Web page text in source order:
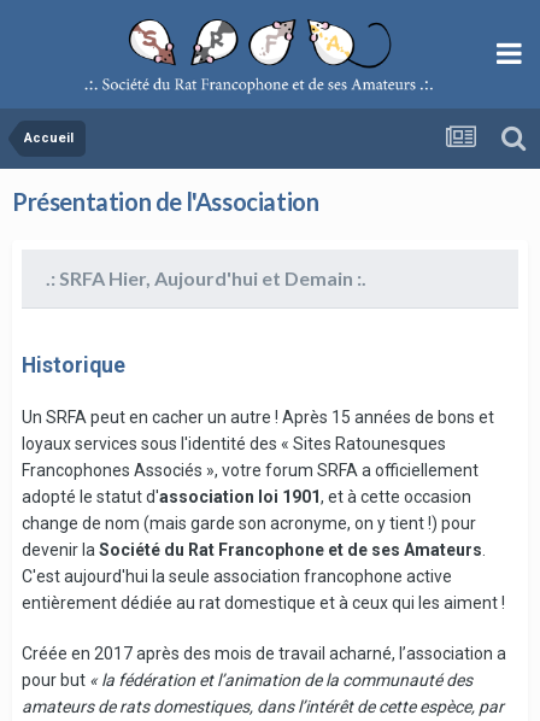
Accueil
Présentation de l'Association
.: SRFA Hier, Aujourd'hui et Demain :.
Historique
Un SRFA peut en cacher un autre ! Après 15 années de bons et
loyaux services sous l'identité des « Sites Ratounesques
Francophones Associés », votre forum SRFA a officiellement
adopté le statut d'association loi 1901, et à cette occasion
change de nom (mais garde son acronyme, on y tient !) pour
devenir la Société du Rat Francophone et de ses Amateurs
C'est aujourd'hui la seule association francophone active
entièrement dédiée au rat domestique et à ceux qui les aiment !
Créée en 2017 après des mois de travail acharné, l’association a
pour but « la fédération et l’animation de la communauté des
amateurs de rats domestiques, dans l’intérêt de cette espèce, par